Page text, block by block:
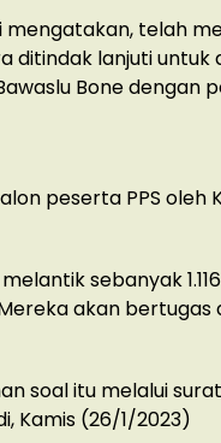
mengatakan, telah
ditindak lanjuti untuk
Bone dengan
peserta PPS oleh
sebanyak
akan bertugas
soal itu melalui
Kamis (26/1/2023)